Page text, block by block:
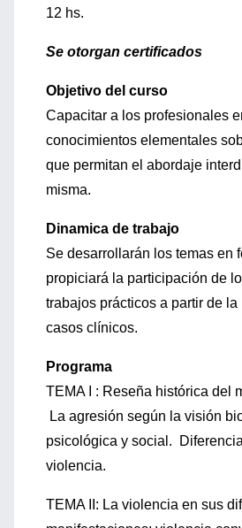
12 hs.
Se otorgan certificados
Objetivo del curso
Capacitar a los profesionales
conocimientos elementales
que permitan el abordaje
misma.
Dinamica de trabajo
Se desarrollarán los temas en
propiciará la participación de
trabajos prácticos a partir de
casos clínicos.
Programa
TEMA I : Reseña histórica del
La agresión según la visión
psicológica y social.
violencia.
TEMA II: La violencia en sus